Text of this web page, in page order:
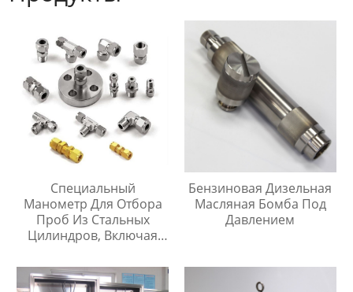
Специальный
Манометр Для Отбора
Проб Из Стальных
Цилиндров, Включая
Нержавеющей Стали
Бензиновая Дизельная
Масляная Бомба Под
Давлением